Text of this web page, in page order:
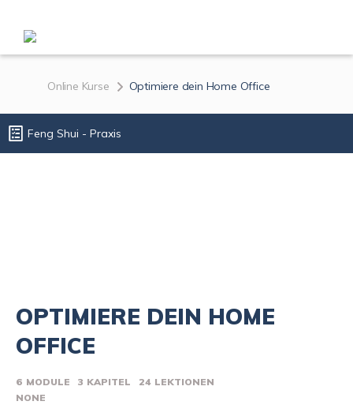
Online Kurse Optimiere dein Home Office
Feng Shui - Praxis
OPTIMIERE DEIN HOME
OFFICE
6 MODULE 3 KAPITEL 24 LEKTIONEN
NONE